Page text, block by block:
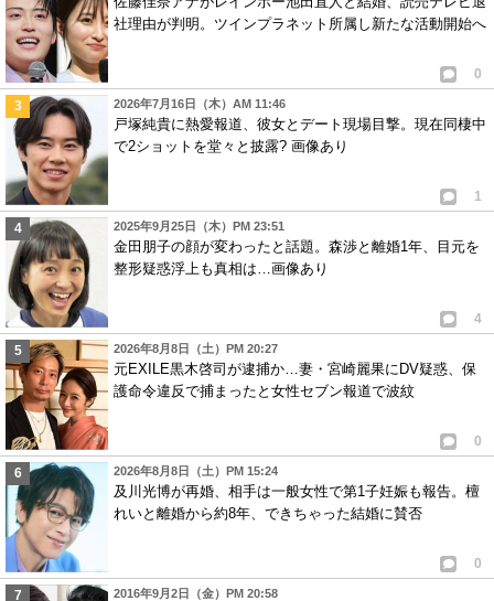
社理由が判明。ツインプラネット所属し新たな活動開始へ
0
2026年7月16日（木）AM 11:46
戸塚純貴に熱愛報道、彼女とデート現場目撃。現在同棲中
で2ショットを堂々と披露? 画像あり
1
2025年9月25日（木）PM 23:51
金田朋子の顔が変わったと話題。森渉と離婚1年、目元を
整形疑惑浮上も真相は…画像あり
4
2026年8月8日（土）PM 20:27
元EXILE黒木啓司が逮捕か…妻・宮崎麗果にDV疑惑、保
護命令違反で捕まったと女性セブン報道で波紋
0
2026年8月8日（土）PM 15:24
及川光博が再婚、相手は一般女性で第1子妊娠も報告。檀
れいと離婚から約8年、できちゃった結婚に賛否
0
2016年9月2日（金）PM 20:58